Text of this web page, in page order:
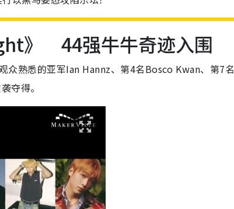
》 44强牛牛奇迹入围
众熟悉的亚军Ian Hannz、第4名Bosco Kwan、第7名
夺得。